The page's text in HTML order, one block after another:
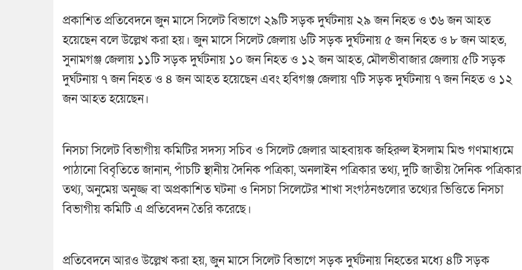
প্রকাশিত প্রতিবেদনে জুন মাসে সিলেট বিভাগে ২৯টি সড়ক দুর্ঘটনায় ২৯ জন নিহত ও ৩৬ জন আহত
হয়েছেন বলে উল্লেখ করা হয়। জুন মাসে সিলেট জেলায় ৬টি সড়ক দুর্ঘটনায় ৫ জন নিহত ও ৮ জন আহত,
সুনামগঞ্জ জেলায় ১১টি সড়ক দুর্ঘটনায় ১০ জন নিহত ও ১২ জন আহত, মৌলভীবাজার জেলায় ৫টি সড়ক
দুর্ঘটনায় ৭ জন নিহত ও ৪ জন আহত হয়েছেন এবং হবিগঞ্জ জেলায় ৭টি সড়ক দুর্ঘটনায় ৭ জন নিহত ও ১২
জন আহত হয়েছেন।
নিসচা সিলেট বিভাগীয় কমিটির সদস্য সচিব ও সিলেট জেলার আহবায়ক জহিরুল ইসলাম মিশু গণমাধ্যমে
পাঠানো বিবৃতিতে জানান, পাঁচটি স্থানীয় দৈনিক পত্রিকা, অনলাইন পত্রিকার তথ্য, দুটি জাতীয় দৈনিক পত্রিকার
তথ্য, অনুমেয় অনুজ্জ বা অপ্রকাশিত ঘটনা ও নিসচা সিলেটের শাখা সংগঠনগুলোর তথ্যের ভিত্তিতে নিসচা
বিভাগীয় কমিটি এ প্রতিবেদন তৈরি করেছে।
প্রতিবেদনে আরও উল্লেখ করা হয়, জুন মাসে সিলেট বিভাগে সড়ক দুর্ঘটনায় নিহতের মধ্যে ৪টি সড়ক